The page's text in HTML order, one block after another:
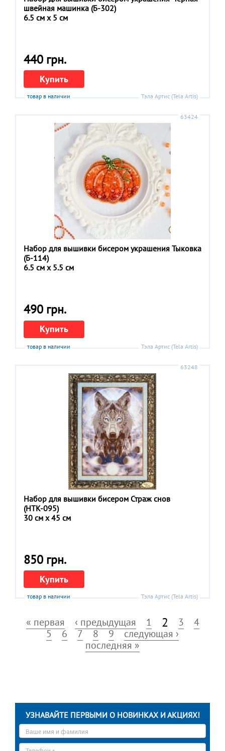
швейная машинка (Б-302)
6.5 см x 5 см
440 грн.
Купить
товар в наличии Тэла Артис (Tela Artis)
63424
Набор для вышивки бисером украшения Тыковка
(Б-114)
6.5 см x 5.5 см
490 грн.
Купить
товар в наличии Тэла Артис (Tela Artis)
63248
Набор для вышивки бисером Страж снов
(НТК-095)
30 см x 45 см
850 грн.
Купить
товар в наличии Тэла Артис (Tela Artis)
« первая ‹ предыдущая 1 2 3
4
5
6 7 8 9
следующая ›
последняя »
УЗНАВАЙТЕ ПЕРВЫМИ О НОВИНКАХ И АКЦИЯХ!
имя